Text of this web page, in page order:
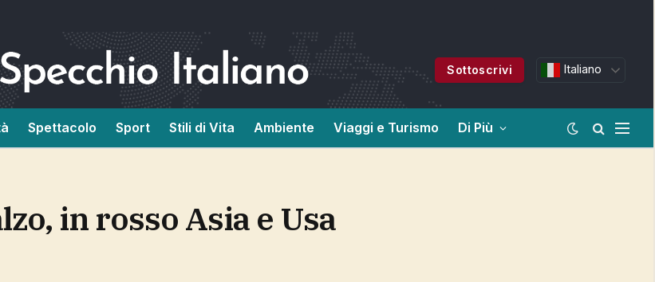
Sottoscrivi Italiano
Spettacolo Sport Stili di Vita Ambiente Viaggi e Turismo Di Più
in rosso Asia e Usa